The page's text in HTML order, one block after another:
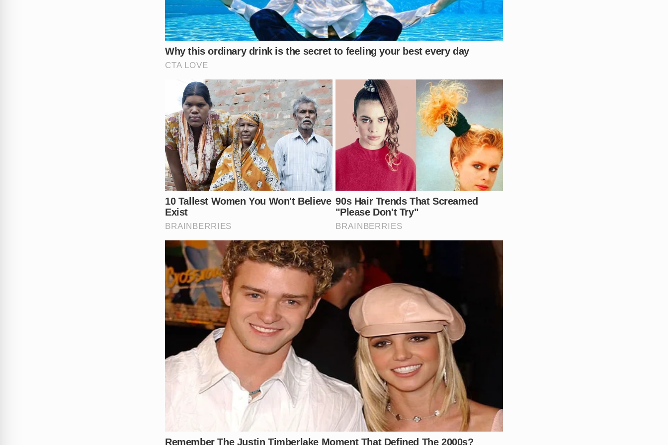
foca no fortalecimento dos mecanismos criminais e migratórios, permitindo a expulsão sumária de
suspeitos, o enquadramento comoSDGT amplia drasticamente as sanções econômicas em escala global. Na prática,
agora dividem a mesma prateleira de vigilância que grupos extremistas internacionais, isolando-os do
sistema financeiro formal.
Com a implementação definitiva dessas regras emjunho, a cooperação internacional de inteligência será elevada a
um novo patamar de eficiência, facilitando o congelamento de bens e o rastreamento de fluxos monetários suspeitos
em todo o mundo. O governo americano espera que, ao cortar o oxigênio financeiro das facções, o poder bélico e a
influência política desses grupos no Brasil sejam drasticamente reduzidos, forçando uma reconfiguração completa e
urgente do combate ao crime organizado global.
Diante dessa ofensiva sem precedentes dos Estados Unidos, você acredita que essa medida será o golpe final para
desarticular as facções no Brasil? Deixe sua opinião nos comentários.